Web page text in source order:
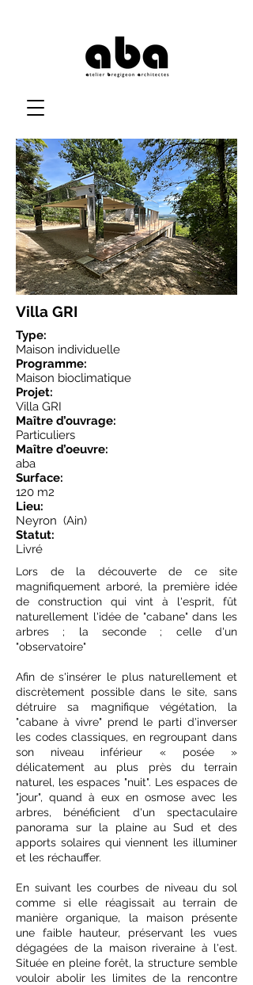
Villa GRI
Type:
Maison individuelle
Programme:
Maison bioclimatique
Projet:
Villa GRI
Maître d’ouvrage:
Particuliers
Maître d’oeuvre:
aba
Surface:
120 m2
Lieu:
Neyron (Ain)
Statut:
Livré
Lors de la découverte de ce site
magnifiquement arboré, la première idée
de construction qui vint à l'esprit, fût
naturellement l'idée de "cabane" dans les
arbres ; la seconde ; celle d'un
"observatoire"
Afin de s'insérer le plus naturellement et
discrètement possible dans le site, sans
détruire sa magnifique végétation, la
"cabane à vivre" prend le parti d'inverser
les codes classiques, en regroupant dans
son niveau inférieur « posée »
délicatement au plus près du terrain
naturel, les espaces "nuit". Les espaces de
"jour", quand à eux en osmose avec les
arbres, bénéficient d'un spectaculaire
panorama sur la plaine au Sud et des
apports solaires qui viennent les illuminer
et les réchauffer.
En suivant les courbes de niveau du sol
comme si elle réagissait au terrain de
manière organique, la maison présente
une faible hauteur, préservant les vues
dégagées de la maison riveraine à l'est.
Située en pleine forêt, la structure semble
vouloir abolir les limites de la rencontre